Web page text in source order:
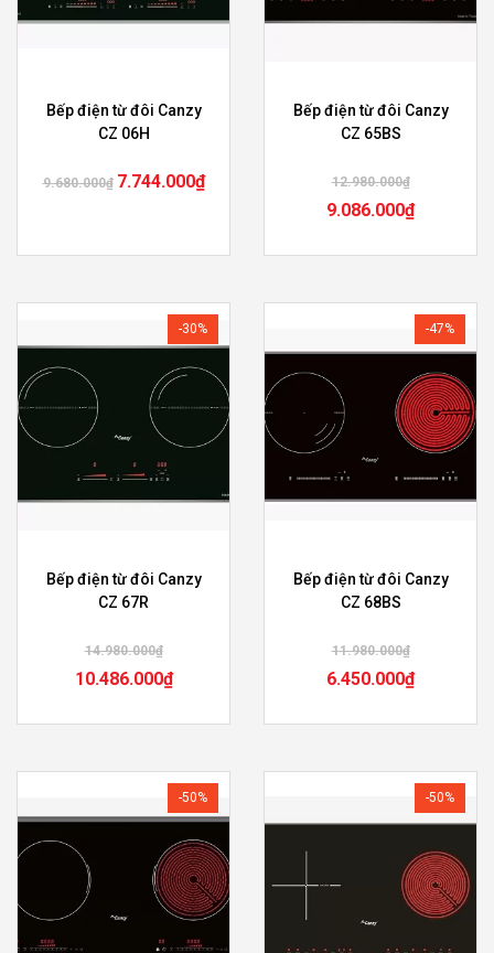
Bếp điện từ đôi Canzy
CZ 06H
9.680.000₫ 7.744.000₫
Bếp điện từ đôi Canzy
CZ 65BS
12.980.000₫
9.086.000₫
-30%
Bếp điện từ đôi Canzy
CZ 67R
14.980.000₫
10.486.000₫
-47%
Bếp điện từ đôi Canzy
CZ 68BS
11.980.000₫
6.450.000₫
-50% -50%